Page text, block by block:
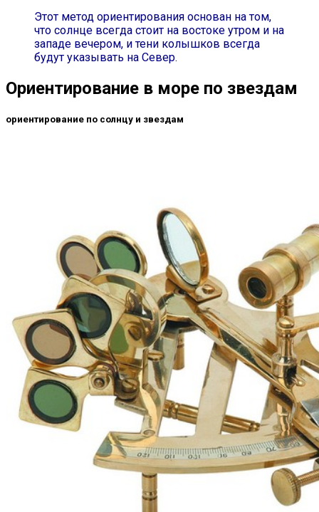
Этот метод ориентирования основан на том,
что солнце всегда стоит на востоке утром и на
западе вечером, и тени колышков всегда
будут указывать на Север.
Ориентирование в море по звездам
ориентирование по солнцу и звездам